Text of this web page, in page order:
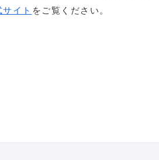
サイト をご覧ください。